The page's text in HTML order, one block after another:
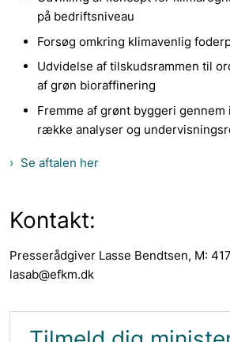
på bedriftsniveau
Forsøg omkring klimavenlig
Udvidelse af tilskudsrammen til
af grøn bioraffinering
Fremme af grønt byggeri
række analyser og
Se aftalen her
Kontakt:
Presserådgiver Lasse Bendtsen, M:
lasab@efkm.dk